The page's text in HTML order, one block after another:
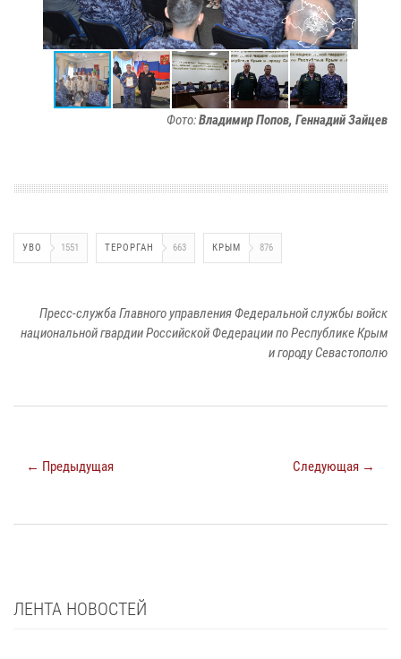
Фото:Владимир Попов, Геннадий Зайцев
УВО 1551 ТЕРОРГАН 663 КРЫМ 876
Пресс-служба Главного управления Федеральной службы войск
национальной гвардии Российской Федерации по Республике Крым
и городу Севастополю
← Предыдущая Следующая →
ЛЕНТА НОВОСТЕЙ